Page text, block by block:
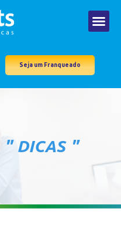
Seja um Franqueado
" DICAS "